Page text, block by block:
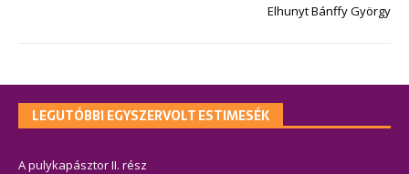
Elhunyt Bánffy György
LEGUTÓBBI EGYSZERVOLT ESTIMESÉK
A pulykapásztor II. rész